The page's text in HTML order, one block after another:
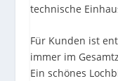
technische
Für Kunden ist
immer im
Ein schönes